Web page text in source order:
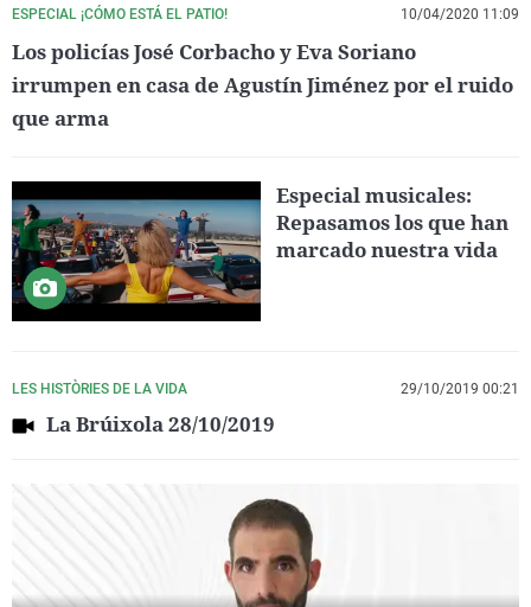
ESPECIAL ¡CÓMO ESTÁ EL PATIO! 10/04/2020 11:09
Los policías José Corbacho y Eva Soriano
irrumpen en casa de Agustín Jiménez por el ruido
que arma
Especial musicales:
Repasamos los que han
marcado nuestra vida
LES HISTÒRIES DE LA VIDA 29/10/2019 00:21
La Brúixola 28/10/2019